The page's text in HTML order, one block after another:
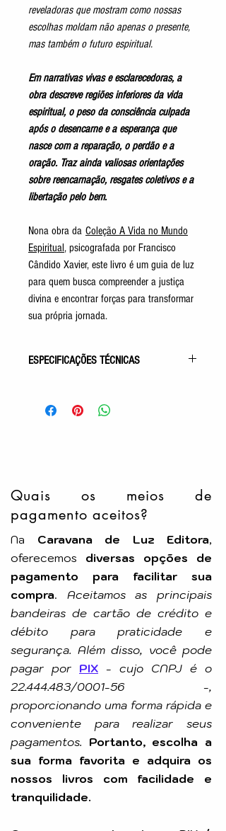
reveladoras que mostram como nossas
escolhas moldam não apenas o presente,
mas também o futuro espiritual.
Em narrativas vivas e esclarecedoras, a
obra descreve regiões inferiores da vida
espiritual, o peso da consciência culpada
após o desencarne e a esperança que
nasce com a reparação, o perdão e a
oração. Traz ainda valiosas orientações
sobre reencarnação, resgates coletivos e a
libertação pelo bem.
Nona obra da Coleção A Vida no Mundo
Espiritual, psicografada por Francisco
Cândido Xavier, este livro é um guia de luz
para quem busca compreender a justiça
divina e encontrar forças para transformar
sua própria jornada.
ESPECIFICAÇÕES TÉCNICAS
9ª Obra da Coleção Vida Espiritual
Acabamento: Capa Comum
Tamanho: 14x21cm
Quais os meios de
pagamento aceitos?
Na Caravana de Luz Editora,
oferecemos diversas opções de
pagamento para facilitar sua
compra. Aceitamos as principais
bandeiras de cartão de crédito e
débito para praticidade e
segurança. Além disso, você pode
pagar por PIX - cujo CNPJ é o
22.444.483/0001-56 -,
proporcionando uma forma rápida e
conveniente para realizar seus
pagamentos. Portanto, escolha a
sua forma favorita e adquira os
nossos livros com facilidade e
tranquilidade.